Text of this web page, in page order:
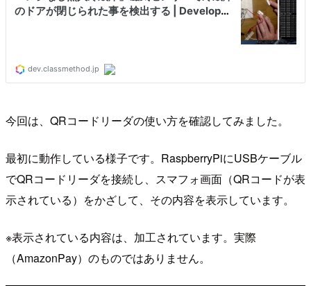
今回は、QRコードリーダの使い方を確認してみました。
最初に動作している様子です。RaspberryPiにUSBケーブル
でQRコードリーダを接続し、スマフォ画面（QRコードが表
示されている）をかざして、その内容を表示しています。
※表示されている内容は、加工されています。実際
（AmazonPay）のものではありません。